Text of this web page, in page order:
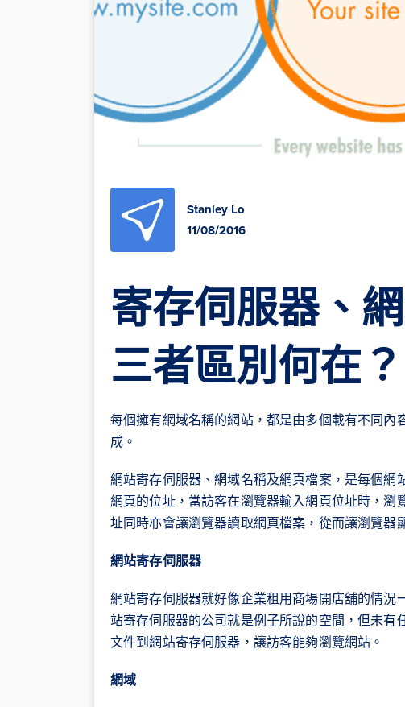
Stanley Lo
11/08/2016
寄存伺服器、
三者區別何在？
每個擁有網域名稱的網站，都是由多個載有不同
成。
網站寄存伺服器、網域名稱及網頁檔案，是每個
網頁的位址，當訪客在瀏覽器輸入網頁位址時，
址同時亦會讓瀏覽器讀取網頁檔案，從而讓瀏覽器
網站寄存伺服器
網站寄存伺服器就好像企業租用商場開店舖的情
站寄存伺服器的公司就是例子所說的空間，但未
文件到網站寄存伺服器，讓訪客能夠瀏覽網站。
網域